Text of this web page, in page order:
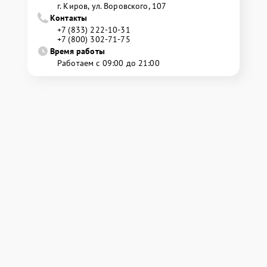
г. Киров, ул. Воровского, 107
Контакты
+7 (833) 222-10-31
+7 (800) 302-71-75
Время работы
Работаем с 09:00 до 21:00